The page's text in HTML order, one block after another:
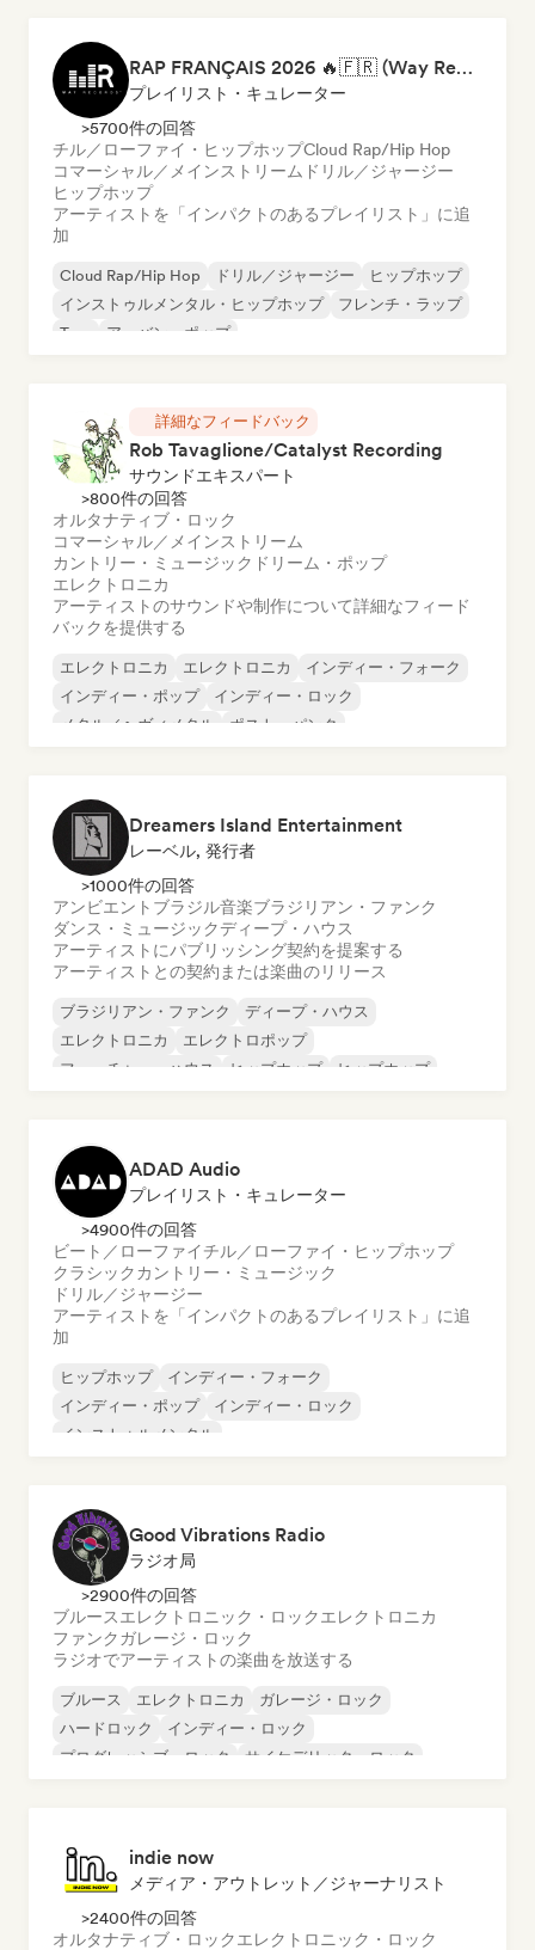
RAP FRANÇAIS 2026 🔥🇫🇷 (Way Records)
プレイリスト・キュレーター
>5700件の回答
チル／ローファイ・ヒップホップCloud Rap/Hip Hop
コマーシャル／メインストリーム ドリル／ジャージー
ヒップホップ
アーティストを「インパクトのあるプレイリスト」に追
加
Cloud Rap/Hip Hop ドリル／ジャージー
ヒップホップ
インストゥルメンタル・ヒップホップ
フレンチ・ラップ
Trap
アーバン・ポップ
詳細なフィードバック
Rob Tavaglione/Catalyst Recording
サウンドエキスパート
>800件の回答
オルタナティブ・ロック
コマーシャル／メインストリーム
カントリー・ミュージック ドリーム・ポップ
エレクトロニカ
アーティストのサウンドや制作について詳細なフィード
バックを提供する
エレクトロニカ エレクトロニカ
インディー・フォーク
インディー・ポップ
インディー・ロック
メタル／ヘヴィメタル
ポスト・パンク
Dreamers Island Entertainment
レーベル, 発行者
>1000件の回答
アンビエント ブラジル音楽ブラジリアン・ファンク
ダンス・ミュージックディープ・ハウス
アーティストにパブリッシング契約を提案する
アーティストとの契約または楽曲のリリース
ブラジリアン・ファンク
ディープ・ハウス
エレクトロニカ
エレクトロポップ
フューチャー・ハウス
ヒップホップ
ヒップホップ
ADAD Audio
プレイリスト・キュレーター
>4900件の回答
ビート／ローファイチル／ローファイ・ヒップホップ
クラシック カントリー・ミュージック
ドリル／ジャージー
アーティストを「インパクトのあるプレイリスト」に追
加
ヒップホップ
インディー・フォーク
インディー・ポップ
インディー・ロック
インストゥルメンタル
Good Vibrations Radio
ラジオ局
>2900件の回答
ブルースエレクトロニック・ロックエレクトロニカ
ファンクガレージ・ロック
ラジオでアーティストの楽曲を放送する
ブルース エレクトロニカ
ガレージ・ロック
ハードロック
インディー・ロック
プログレッシブ・ロック
サイケデリック・ロック
indie now
メディア・アウトレット／ジャーナリスト
>2400件の回答
オルタナティブ・ロックエレクトロニック・ロック